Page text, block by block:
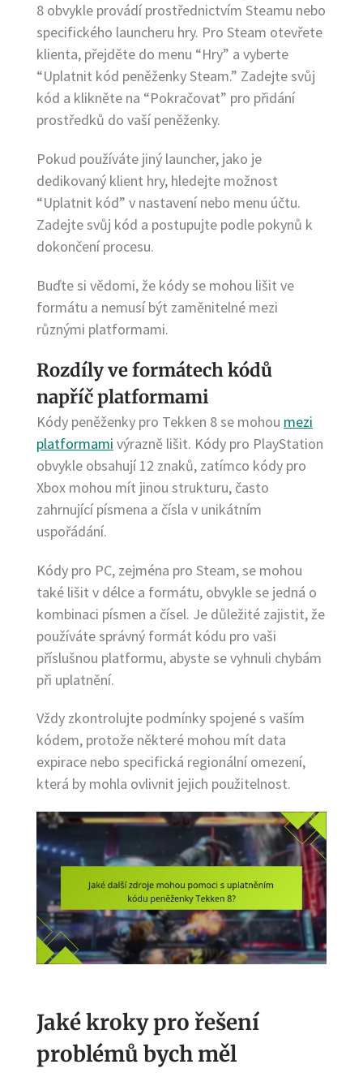
8 obvykle provádí prostřednictvím Steamu nebo
specifického launcheru hry. Pro Steam otevřete
klienta, přejděte do menu “Hry” a vyberte
“Uplatnit kód peněženky Steam.” Zadejte svůj
kód a klikněte na “Pokračovat” pro přidání
prostředků do vaší peněženky.
Pokud používáte jiný launcher, jako je
dedikovaný klient hry, hledejte možnost
“Uplatnit kód” v nastavení nebo menu účtu.
Zadejte svůj kód a postupujte podle pokynů k
dokončení procesu.
Buďte si vědomi, že kódy se mohou lišit ve
formátu a nemusí být zaměnitelné mezi
různými platformami.
Rozdíly ve formátech kódů
napříč platformami
Kódy peněženky pro Tekken 8 se mohou mezi
platformami výrazně lišit. Kódy pro PlayStation
obvykle obsahují 12 znaků, zatímco kódy pro
Xbox mohou mít jinou strukturu, často
zahrnující písmena a čísla v unikátním
uspořádání.
Kódy pro PC, zejména pro Steam, se mohou
také lišit v délce a formátu, obvykle se jedná o
kombinaci písmen a čísel. Je důležité zajistit, že
používáte správný formát kódu pro vaši
příslušnou platformu, abyste se vyhnuli chybám
při uplatnění.
Vždy zkontrolujte podmínky spojené s vaším
kódem, protože některé mohou mít data
expirace nebo specifická regionální omezení,
která by mohla ovlivnit jejich použitelnost.
Jaké kroky pro řešení
problémů bych měl